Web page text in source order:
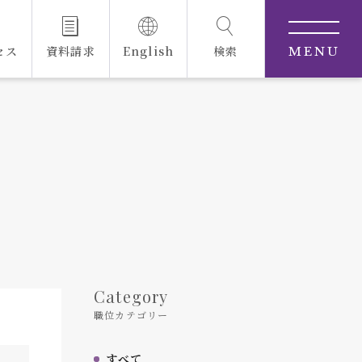
ス 資料請求 English 検索 MENU
Category
職位カテゴリー
すべて